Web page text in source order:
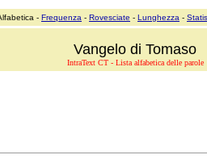
- Frequenza - Rovesciate - Lunghezza -
Vangelo di Tomaso
IntraText CT - Lista alfabetica delle parole